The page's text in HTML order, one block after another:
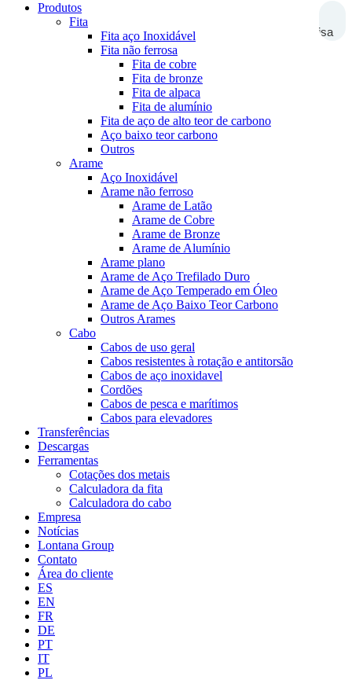
Pesquisa
Produtos
Fita
Fita aço Inoxidável
Fita não ferrosa
Fita de cobre
Fita de bronze
Fita de alpaca
Fita de alumínio
Fita de aço de alto teor de carbono
Aço baixo teor carbono
Outros
Arame
Aço Inoxidável
Arame não ferroso
Arame de Latão
Arame de Cobre
Arame de Bronze
Arame de Alumínio
Arame plano
Arame de Aço Trefilado Duro
Arame de Aço Temperado em Óleo
Arame de Aço Baixo Teor Carbono
Outros Arames
Cabo
Cabos de uso geral
Cabos resistentes à rotação e antitorsão
Cabos de aço inoxidavel
Cordões
Cabos de pesca e marítimos
Cabos para elevadores
Transferências
Descargas
Ferramentas
Cotações dos metais
Calculadora da fita
Calculadora do cabo
Empresa
Notícias
Lontana Group
Contato
Área do cliente
ES
EN
FR
DE
PT
IT
PL